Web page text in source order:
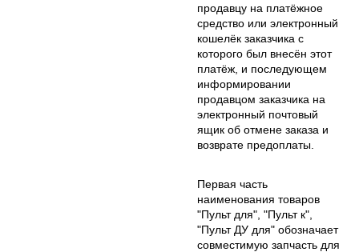
продавцу на платёжное
средство или электронный
кошелёк заказчика с
которого был внесён этот
платёж, и последующем
информировании
продавцом заказчика на
электронный почтовый
ящик об отмене заказа и
возврате предоплаты.
Первая часть
наименования товаров
"Пульт для", "Пульт к",
"Пульт ДУ для" обозначает
совместимую запчасть для